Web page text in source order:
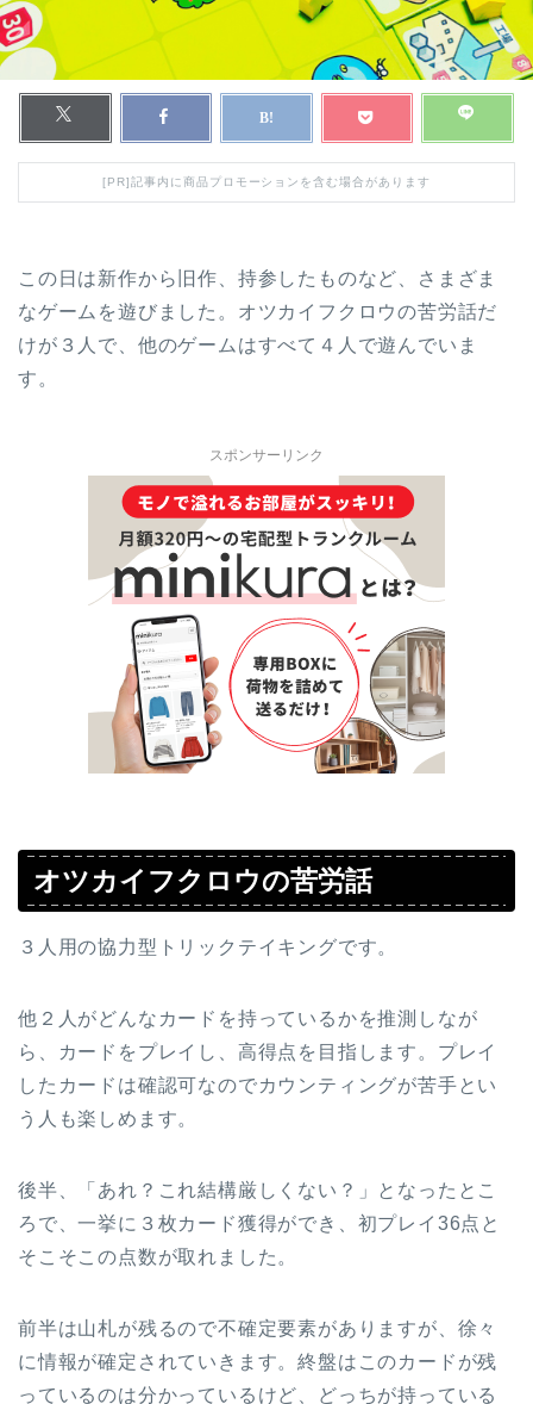
[PR]記事内に商品プロモーションを含む場合があります
この日は新作から旧作、持参したものなど、さまざま
なゲームを遊びました。オツカイフクロウの苦労話だ
けが３人で、他のゲームはすべて４人で遊んでいま
す。
スポンサーリンク
オツカイフクロウの苦労話
３人用の協力型トリックテイキングです。
他２人がどんなカードを持っているかを推測しなが
ら、カードをプレイし、高得点を目指します。プレイ
したカードは確認可なのでカウンティングが苦手とい
う人も楽しめます。
後半、「あれ？これ結構厳しくない？」となったとこ
ろで、一挙に３枚カード獲得ができ、初プレイ36点と
そこそこの点数が取れました。
前半は山札が残るので不確定要素がありますが、徐々
に情報が確定されていきます。終盤はこのカードが残
っているのは分かっているけど、どっちが持っている